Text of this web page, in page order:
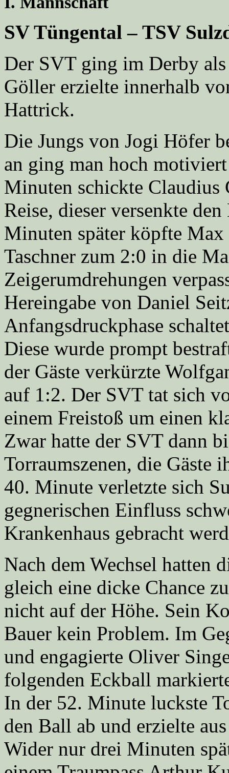
SV Tüngental – TSV
Der SVT ging im Derby
Göller erzielte innerhalb
Hattrick.
Die Jungs von Jogi Höfer
an ging man hoch
Minuten schickte Claudius
Reise, dieser versenkte
Minuten später köpfte
Taschner zum 2:0 in die
Zeigerumdrehungen
Hereingabe von Daniel
Anfangsdruckphase
Diese wurde prompt
der Gäste verkürzte
auf 1:2. Der SVT tat sich
einem Freistoß um einen
Zwar hatte der SVT dann
Torraumszenen, die Gäste
40. Minute verletzte sich
gegnerischen Einfluss
Krankenhaus gebracht
Nach dem Wechsel hatten
gleich eine dicke Chance
nicht auf der Höhe. Sein
Bauer kein Problem. Im
und engagierte Oliver
folgenden Eckball
In der 52. Minute luckste
den Ball ab und erzielte
Wider nur drei Minuten